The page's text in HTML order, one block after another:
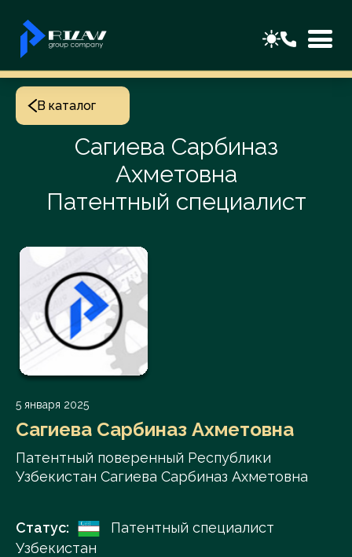
В каталог
Сагиева Сарбиназ
Ахметовна
Патентный специалист
5 января 2025
Сагиева Сарбиназ Ахметовна
Патентный поверенный Республики
Узбекистан Сагиева Сарбиназ Ахметовна
Статус:
Патентный специалист
Узбекистан